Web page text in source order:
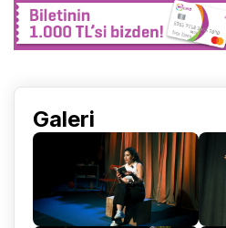
Galeri